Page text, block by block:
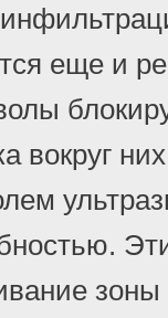
еще и
вокруг